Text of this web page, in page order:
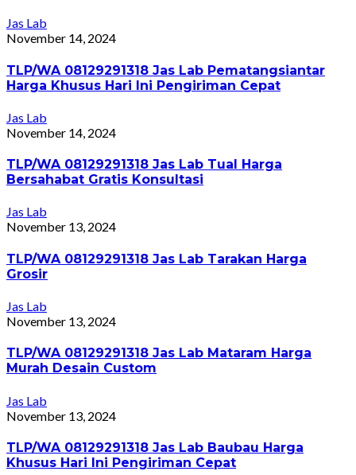
Jas Lab
November 14, 2024
TLP/WA 08129291318 Jas Lab Pematangsiantar
Harga Khusus Hari Ini Pengiriman Cepat
Jas Lab
November 14, 2024
TLP/WA 08129291318 Jas Lab Tual Harga
Bersahabat Gratis Konsultasi
Jas Lab
November 13, 2024
TLP/WA 08129291318 Jas Lab Tarakan Harga
Grosir
Jas Lab
November 13, 2024
TLP/WA 08129291318 Jas Lab Mataram Harga
Murah Desain Custom
Jas Lab
November 13, 2024
TLP/WA 08129291318 Jas Lab Baubau Harga
Khusus Hari Ini Pengiriman Cepat